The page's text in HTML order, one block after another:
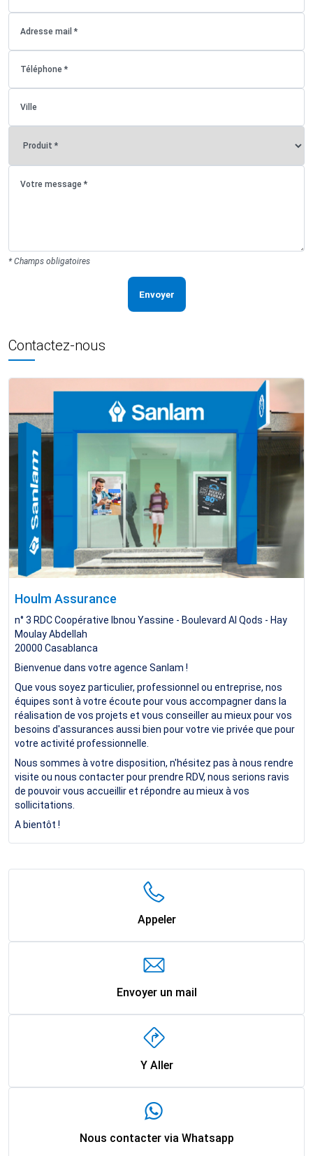
* Champs obligatoires
Envoyer
Contactez-nous
Houlm Assurance
n° 3 RDC Coopérative Ibnou Yassine - Boulevard Al Qods - Hay
Moulay Abdellah
20000 Casablanca
Bienvenue dans votre agence Sanlam !
Que vous soyez particulier, professionnel ou entreprise, nos
équipes sont à votre écoute pour vous accompagner dans la
réalisation de vos projets et vous conseiller au mieux pour vos
besoins d'assurances aussi bien pour votre vie privée que pour
votre activité professionnelle.
Nous sommes à votre disposition, n'hésitez pas à nous rendre
visite ou nous contacter pour prendre RDV, nous serions ravis
de pouvoir vous accueillir et répondre au mieux à vos
sollicitations.
A bientôt !
Appeler
Envoyer un mail
Y Aller
Nous contacter via Whatsapp